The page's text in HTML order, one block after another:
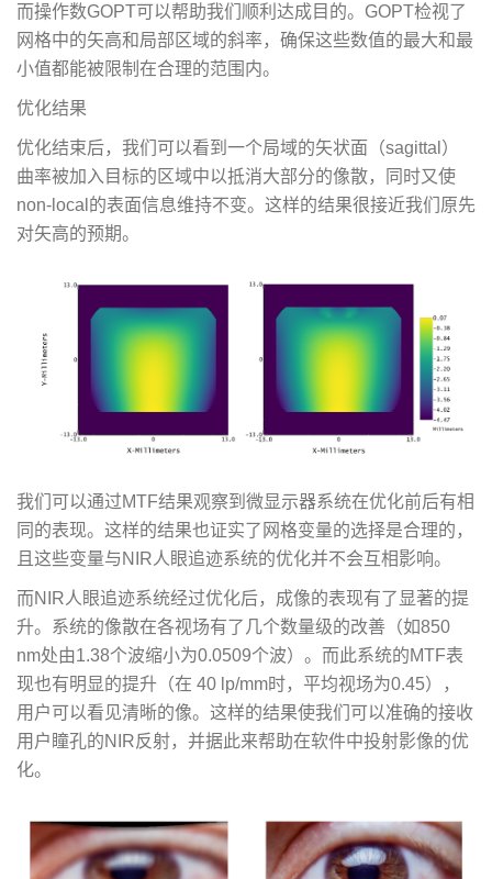
而操作数GOPT可以帮助我们顺利达成目的。GOPT检视了
网格中的矢高和局部区域的斜率，确保这些数值的最大和最
小值都能被限制在合理的范围内。
优化结果
优化结束后，我们可以看到一个局域的矢状面（sagittal）
曲率被加入目标的区域中以抵消大部分的像散，同时又使
non-local的表面信息维持不变。这样的结果很接近我们原先
对矢高的预期。
我们可以通过MTF结果观察到微显示器系统在优化前后有相
同的表现。这样的结果也证实了网格变量的选择是合理的，
且这些变量与NIR人眼追迹系统的优化并不会互相影响。
而NIR人眼追迹系统经过优化后，成像的表现有了显著的提
升。系统的像散在各视场有了几个数量级的改善（如850
nm处由1.38个波缩小为0.0509个波）。而此系统的MTF表
现也有明显的提升（在 40 lp/mm时，平均视场为0.45），
用户可以看见清晰的像。这样的结果使我们可以准确的接收
用户瞳孔的NIR反射，并据此来帮助在软件中投射影像的优
化。